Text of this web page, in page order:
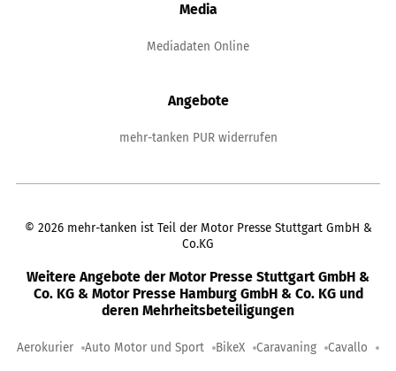
Media
Mediadaten Online
Angebote
mehr-tanken PUR widerrufen
© 2026 mehr-tanken ist Teil der Motor Presse Stuttgart GmbH &
Co.KG
Weitere Angebote der Motor Presse Stuttgart GmbH &
Co. KG & Motor Presse Hamburg GmbH & Co. KG und
deren Mehrheitsbeteiligungen
Aerokurier Auto Motor und Sport BikeX Caravaning Cavallo